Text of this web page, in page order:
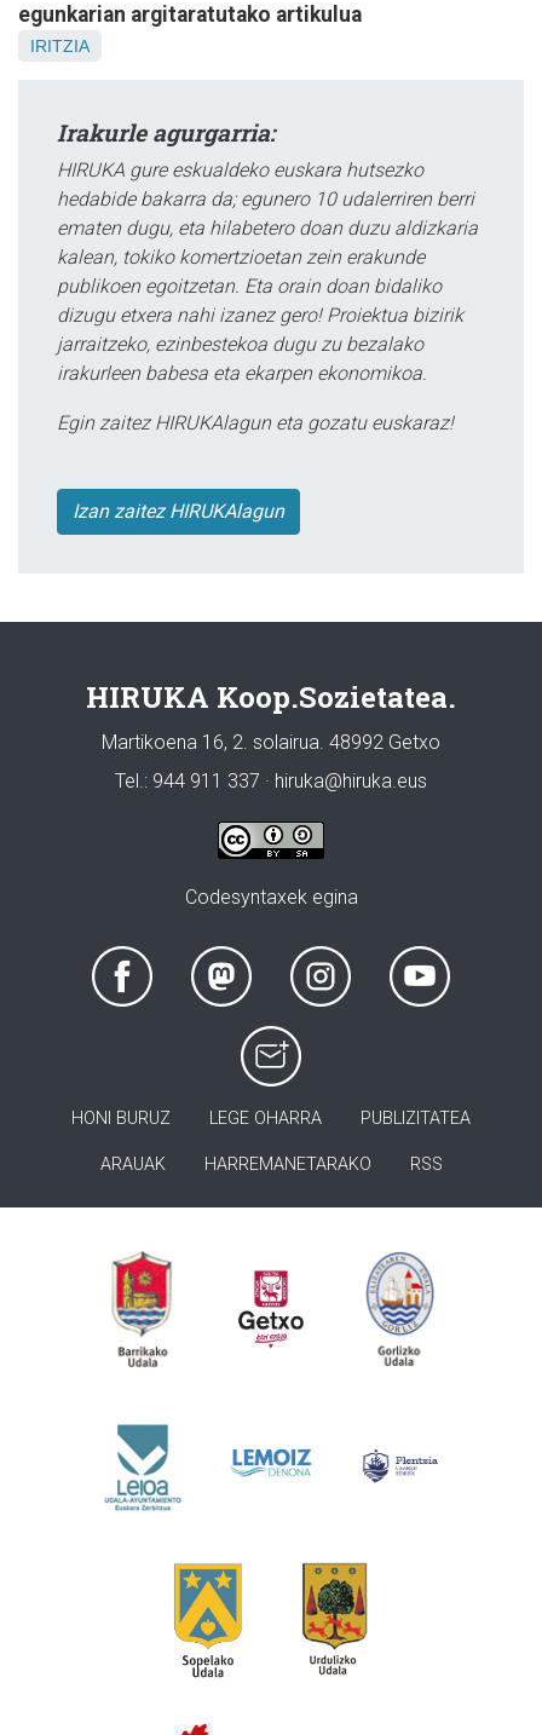
egunkarian argitaratutako artikulua
IRITZIA
Irakurle agurgarria:
HIRUKA gure eskualdeko euskara hutsezko
hedabide bakarra da; egunero 10 udalerriren berri
ematen dugu, eta hilabetero doan duzu aldizkaria
kalean, tokiko komertzioetan zein erakunde
publikoen egoitzetan. Eta orain doan bidaliko
dizugu etxera nahi izanez gero! Proiektua bizirik
jarraitzeko, ezinbestekoa dugu zu bezalako
irakurleen babesa eta ekarpen ekonomikoa.
Egin zaitez HIRUKAlagun eta gozatu euskaraz!
Izan zaitez HIRUKAlagun
HIRUKA Koop.Sozietatea.
Martikoena 16, 2. solairua. 48992 Getxo
Tel.: 944 911 337 · hiruka@hiruka.eus
Codesyntaxek egina
HONI BURUZ LEGE OHARRA PUBLIZITATEA
ARAUAK HARREMANETARAKO RSS